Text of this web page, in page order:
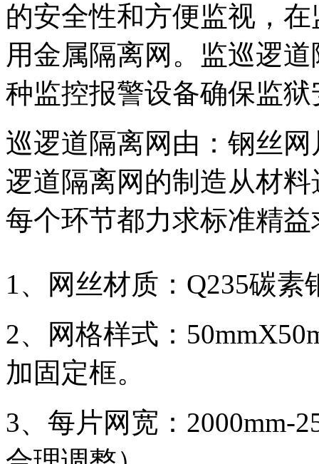
的安全性和方便监视，
用金属隔离网。监巡逻
种监控报警设备确保监
巡逻道隔离网由：钢丝
逻道隔离网的制造从材
每个环节都力求标准精益
1、网丝材质：Q235碳素
2、网格样式：
加固定框。
3、每片网宽：2000mm-